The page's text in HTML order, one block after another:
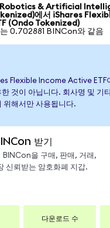
& Artificial
에서 iShares
(Ondo Tokenized)
0.702881 BINCon와 같음
Flexible Income Active ETF
것이 아닙니다. 회사명 및 기
위해서만 사용됩니다.
받기
을 구매, 판매, 거래,
신뢰받는 암호화폐 지갑.
다운로드 수